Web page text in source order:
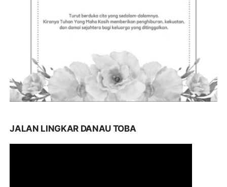
JALAN LINGKAR DANAU TOBA